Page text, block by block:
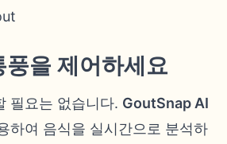
을 제어하세요
필요는 없습니다. GoutSnap AI
하여 음식을 실시간으로 분석하